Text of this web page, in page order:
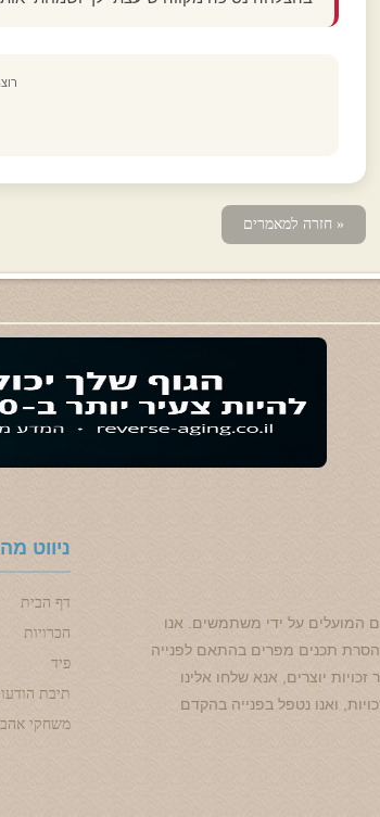
« חזרה למאמרים
המועלים על ידי משתמשים. אנו
להסרת תכנים מפרים בהתאם לפנייה
יוצרים, אנא שלחו אלינו
ואנו נטפל בפנייה בהקדם
ניווט
דף הבית
הכרויות
פיד
תיבת
משחקי